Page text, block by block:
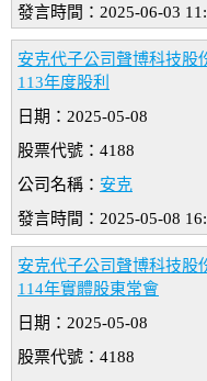
發言時間：2025-06-03
安克代子公司聲博科技股
113年度股利
日期：2025-05-08
股票代號：4188
公司名稱： 安克
發言時間：2025-05-08
安克代子公司聲博科技股
114年實體股東常會
日期：2025-05-08
股票代號：4188